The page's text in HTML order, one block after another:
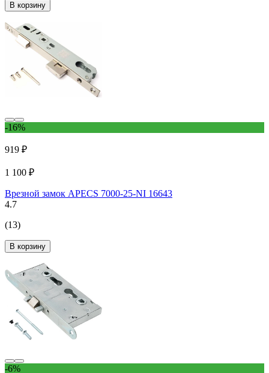
В корзину
-16%
919 ₽
1 100 ₽
Врезной замок APECS 7000-25-NI 16643
4.7
(13)
В корзину
-6%